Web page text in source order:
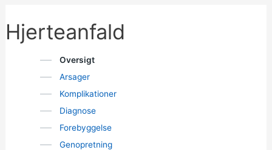
Hjerteanfald
Oversigt
Arsager
Komplikationer
Diagnose
Forebyggelse
Genopretning